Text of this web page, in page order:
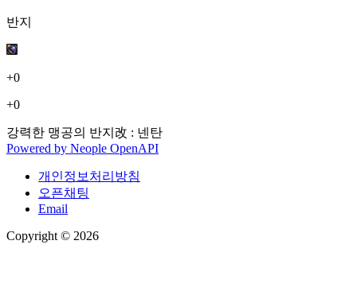
반지
+0
+0
강력한 맹공의 반지改 : 넨탄
Powered by Neople OpenAPI
개인정보처리방침
오픈채팅
Email
Copyright © 2026